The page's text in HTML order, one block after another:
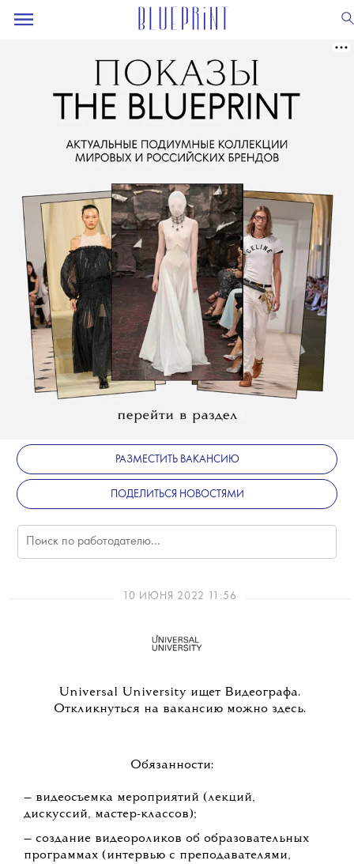
РАЗМЕСТИТЬ ВАКАНСИЮ
ПОДЕЛИТЬСЯ НОВОСТЯМИ
10 ИЮНЯ 2022 11:56
Universal University ищет Видеографа.
Откликнуться на вакансию можно здесь.
Обязанности:
— видеосъемка мероприятий (лекций,
дискуссий, мастер-классов);
— создание видеороликов об образовательных
программах (интервью с преподавателями,